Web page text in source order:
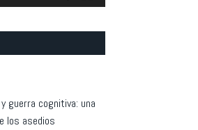
guerra cognitiva: una
los asedios